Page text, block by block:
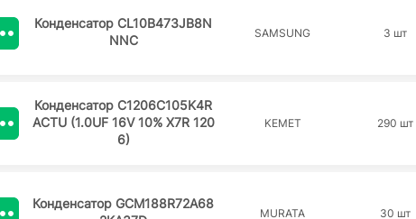
Конденсатор CL10B473JB8N
NNC
SAMSUNG 3 шт
Конденсатор C1206C105K4R
ACTU (1.0UF 16V 10% X7R 120
6)
KEMET 290 шт
Конденсатор GCM188R72A68
MURATA 30 шт